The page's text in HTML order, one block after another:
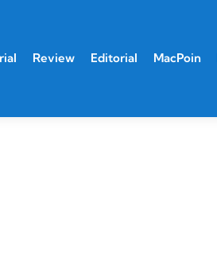
Review Editorial MacPoin